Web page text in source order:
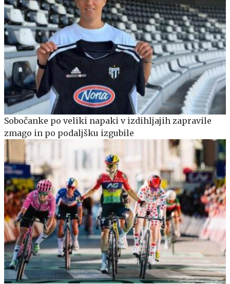
Sobočanke po veliki napaki v izdihljajih zapravile
zmago in po podaljšku izgubile